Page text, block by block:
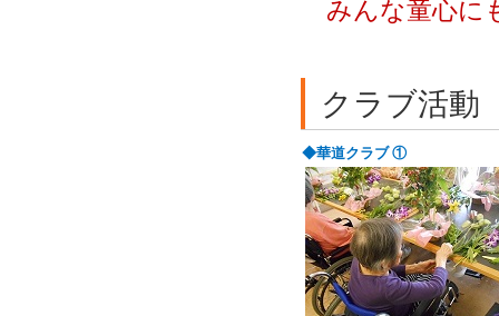
みんな童心に
クラブ活動
◆華道クラブ ①